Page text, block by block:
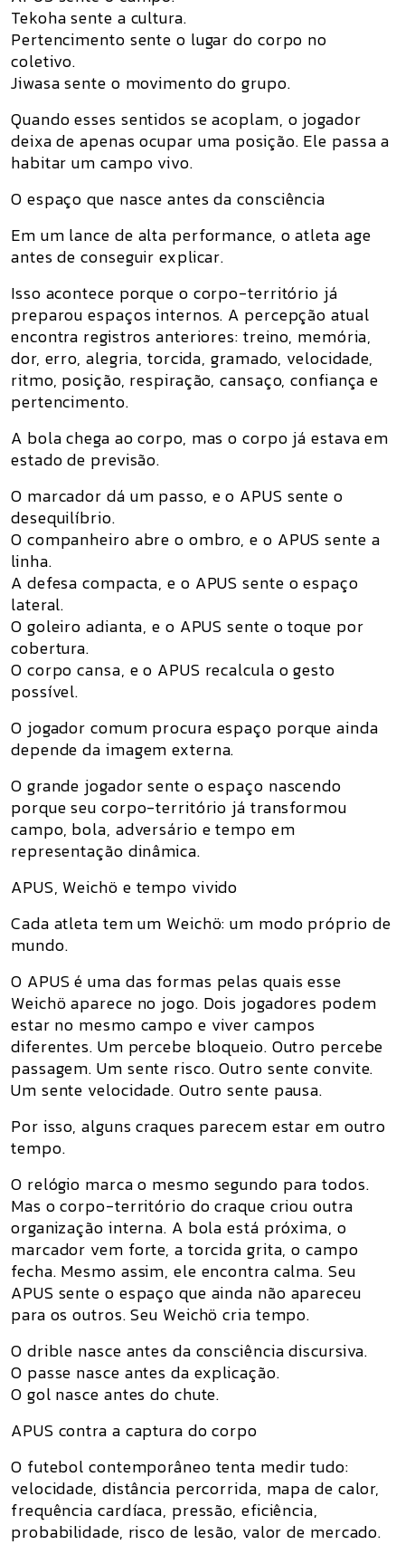
Tekoha sente a cultura.
Pertencimento sente o lugar do corpo no
coletivo.
Jiwasa sente o movimento do grupo.
Quando esses sentidos se acoplam, o jogador
deixa de apenas ocupar uma posição. Ele passa a
habitar um campo vivo.
O espaço que nasce antes da consciência
Em um lance de alta performance, o atleta age
antes de conseguir explicar.
Isso acontece porque o corpo-território já
preparou espaços internos. A percepção atual
encontra registros anteriores: treino, memória,
dor, erro, alegria, torcida, gramado, velocidade,
ritmo, posição, respiração, cansaço, confiança e
pertencimento.
A bola chega ao corpo, mas o corpo já estava em
estado de previsão.
O marcador dá um passo, e o APUS sente o
desequilíbrio.
O companheiro abre o ombro, e o APUS sente a
linha.
A defesa compacta, e o APUS sente o espaço
lateral.
O goleiro adianta, e o APUS sente o toque por
cobertura.
O corpo cansa, e o APUS recalcula o gesto
possível.
O jogador comum procura espaço porque ainda
depende da imagem externa.
O grande jogador sente o espaço nascendo
porque seu corpo-território já transformou
campo, bola, adversário e tempo em
representação dinâmica.
APUS, Weichö e tempo vivido
Cada atleta tem um Weichö: um modo próprio de
mundo.
O APUS é uma das formas pelas quais esse
Weichö aparece no jogo. Dois jogadores podem
estar no mesmo campo e viver campos
diferentes. Um percebe bloqueio. Outro percebe
passagem. Um sente risco. Outro sente convite.
Um sente velocidade. Outro sente pausa.
Por isso, alguns craques parecem estar em outro
tempo.
O relógio marca o mesmo segundo para todos.
Mas o corpo-território do craque criou outra
organização interna. A bola está próxima, o
marcador vem forte, a torcida grita, o campo
fecha. Mesmo assim, ele encontra calma. Seu
APUS sente o espaço que ainda não apareceu
para os outros. Seu Weichö cria tempo.
O drible nasce antes da consciência discursiva.
O passe nasce antes da explicação.
O gol nasce antes do chute.
APUS contra a captura do corpo
O futebol contemporâneo tenta medir tudo:
velocidade, distância percorrida, mapa de calor,
frequência cardíaca, pressão, eficiência,
probabilidade, risco de lesão, valor de mercado.